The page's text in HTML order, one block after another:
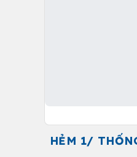
HẺM 1/